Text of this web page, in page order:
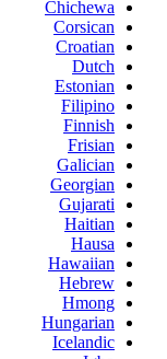
Chichewa
Corsican
Croatian
Dutch
Estonian
Filipino
Finnish
Frisian
Galician
Georgian
Gujarati
Haitian
Hausa
Hawaiian
Hebrew
Hmong
Hungarian
Icelandic